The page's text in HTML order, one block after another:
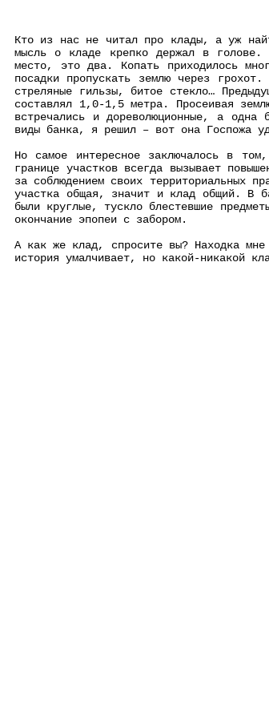
Кто из нас не читал про клады, а уж
мысль о кладе крепко держал в голове.
место, это два. Копать приходилось
посадки пропускать землю через
стреляные гильзы, битое стекло…
составлял 1,0-1,5 метра. Просеивая
встречались и дореволюционные, а
виды банка, я решил – вот она Госпожа
Но самое интересное заключалось в
границе участков всегда вызывает
за соблюдением своих территориальных
участка общая, значит и клад общий. В
были круглые, тускло блестевшие
окончание эпопеи с забором.
А как же клад, спросите вы? Находка
история умалчивает, но какой-никакой